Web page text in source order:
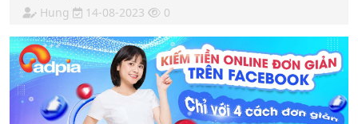
Hung 14-08-2023 0